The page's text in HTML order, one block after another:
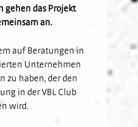
gehen das Projekt
an.
auf Beratungen in
Unternehmen
zu haben, der den
in der VBL Club
wird.